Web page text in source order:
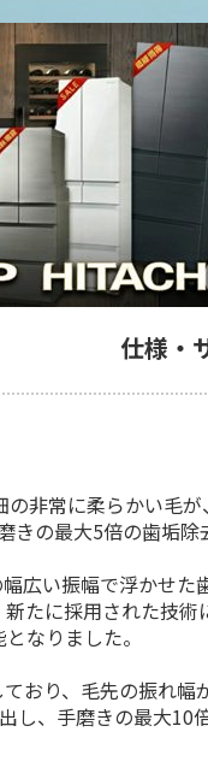
仕様・
非常に柔らかい毛
きの最大5倍の歯垢除
広い振幅で浮かせ
たに採用された技
なりました。
おり、毛先の振れ
、手磨きの最大